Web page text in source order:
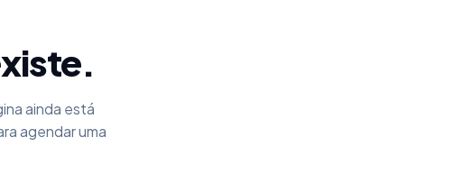
ainda está
agendar uma